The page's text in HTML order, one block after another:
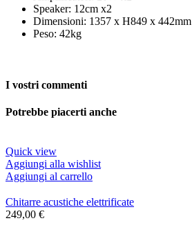
Speaker: 12cm x2
Dimensioni: 1357 x H849 x 442mm
Peso: 42kg
I vostri commenti
Potrebbe piacerti anche
Quick view
Aggiungi alla wishlist
Aggiungi al carrello
Chitarre acustiche elettrificate
249,00 €